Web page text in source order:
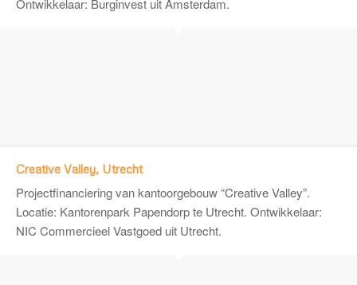
Ontwikkelaar: Burginvest uit Amsterdam.
Creative Valley, Utrecht
Projectfinanciering van kantoorgebouw “Creative Valley”.
Locatie: Kantorenpark Papendorp te Utrecht. Ontwikkelaar:
NIC Commercieel Vastgoed uit Utrecht.